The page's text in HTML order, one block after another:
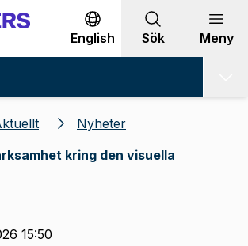
till innehållet
English Sök Meny
Nyheter
kring den visuella
15:50